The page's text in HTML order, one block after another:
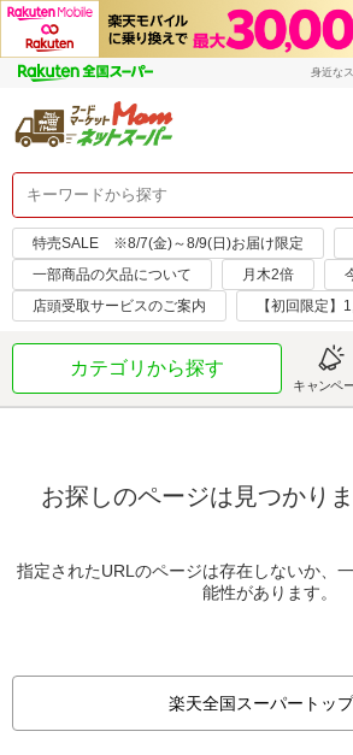
身近な
特売SALE ※8/7(金)～8/9(日)お届け限定
一部商品の欠品について
月木2倍
店頭受取サービスのご案内
【初回限定】
カテゴリから探す
キャンペ
お探しのページは見つかり
指定されたURLのページは存在しないか、
能性があります。
楽天全国スーパートッ